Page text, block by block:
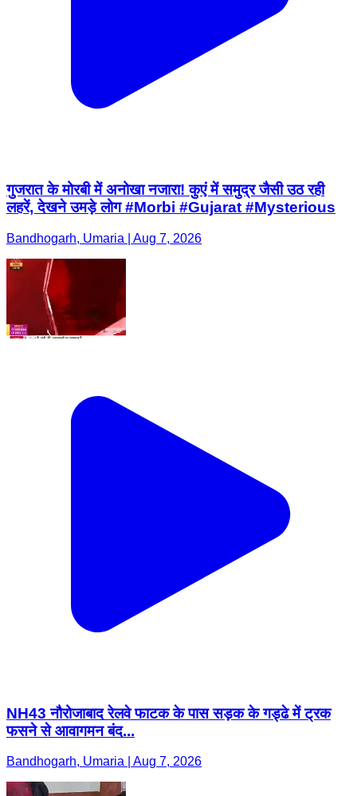
गुजरात के मोरबी में अनोखा नजारा! कुएं में समुद्र जैसी उठ रही
लहरें, देखने उमड़े लोग #Morbi #Gujarat #Mysterious
Bandhogarh, Umaria | Aug 7, 2026
NH43 नौरोजाबाद रेलवे फाटक के पास सड़क के गड्ढे में ट्रक
फसने से आवागमन बंद...
Bandhogarh, Umaria | Aug 7, 2026